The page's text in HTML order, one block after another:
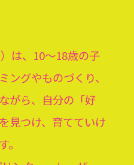
は、10〜18歳の子
ングやものづくり、
がら、自分の「好
見つけ、育てていけ